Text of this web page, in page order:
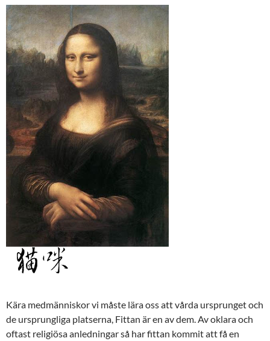
Kära medmänniskor vi måste lära oss att vårda ursprunget och
de ursprungliga platserna, Fittan är en av dem. Av oklara och
oftast religiösa anledningar så har fittan kommit att få en